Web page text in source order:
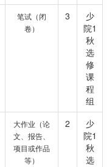
笔试（闭
卷）
3
少
院1
秋
选
修
课
程
组
大作业（论
文、报告、
项目或作品
等）
2
少
院1
秋
选